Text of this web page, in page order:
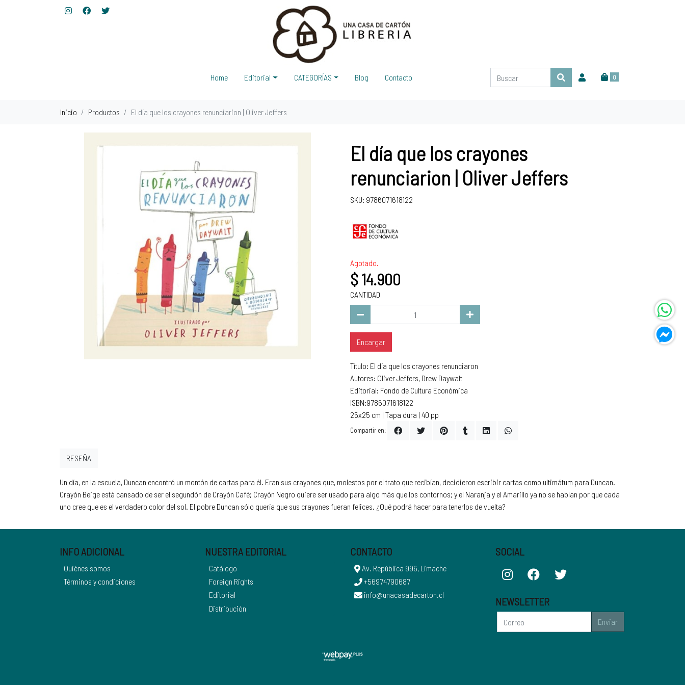
0
Home Editorial CATEGORÍAS Blog Contacto
Inicio Productos El día que los crayones renunciarion | Oliver Jeffers
El día que los crayones
renunciarion | Oliver Jeffers
SKU: 9786071618122
Agotado.
$ 14.900
CANTIDAD
Encargar
Título: El día que los crayones renunciaron
Autores: Oliver Jeffers, Drew Daywalt
Editorial: Fondo de Cultura Económica
ISBN:9786071618122
25x25 cm | Tapa dura | 40 pp
Compartir en:
Un día, en la escuela, Duncan encontró un montón de cartas para él. Eran sus crayones que, molestos por el trato que recibían, decidieron escribir cartas como ultimátum para Duncan.
Crayón Beige está cansado de ser el segundón de Crayón Café; Crayón Negro quiere ser usado para algo más que los contornos; y el Naranja y el Amarillo ya no se hablan por que cada
uno cree que es el verdadero color del sol. El pobre Duncan sólo quería que sus crayones fueran felices. ¿Qué podrá hacer para tenerlos de vuelta?
RESEÑA
INFO ADICIONAL
Quiénes somos
Términos y condiciones
NUESTRA EDITORIAL
Catálogo
Foreign Rights
Editorial
Distribución
CONTACTO
Av. República 996, Limache
+56974790687
info@unacasadecarton.cl
SOCIAL
NEWSLETTER
Enviar